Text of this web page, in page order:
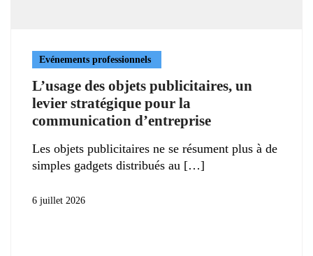
Evénements professionnels
L’usage des objets publicitaires, un
levier stratégique pour la
communication d’entreprise
Les objets publicitaires ne se résument plus à de
simples gadgets distribués au
6 juillet 2026